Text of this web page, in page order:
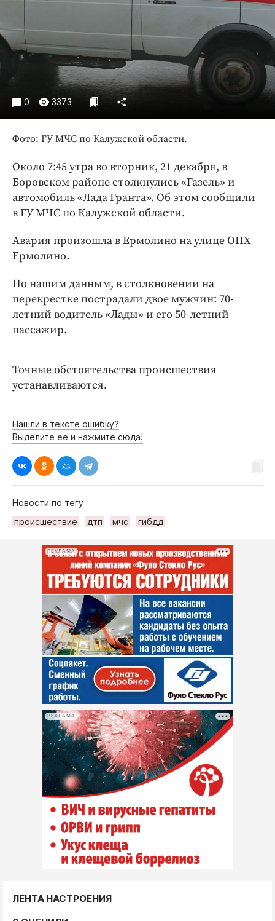
Блоги
Издания
Медиаперсона
Интересное чтиво
Клиника года
Бренд года
0 3373
Фото: ГУ МЧС по Калужской области.
Около 7:45 утра во вторник, 21 декабря, в
Боровском районе столкнулись «Газель» и
автомобиль «Лада Гранта». Об этом сообщили
в ГУ МЧС по Калужской области.
Авария произошла в Ермолино на улице ОПХ
Ермолино.
По нашим данным, в столкновении на
перекрестке пострадали двое мужчин: 70-
летний водитель «Лады» и его 50-летний
пассажир.
Точные обстоятельства происшествия
устанавливаются.
Нашли в тексте ошибку?
Выделите её и нажмите сюда!
Новости по тегу
происшествие
дтп мчс гибдд
РЕКЛАМА
РЕКЛАМА
ЛЕНТА НАСТРОЕНИЯ